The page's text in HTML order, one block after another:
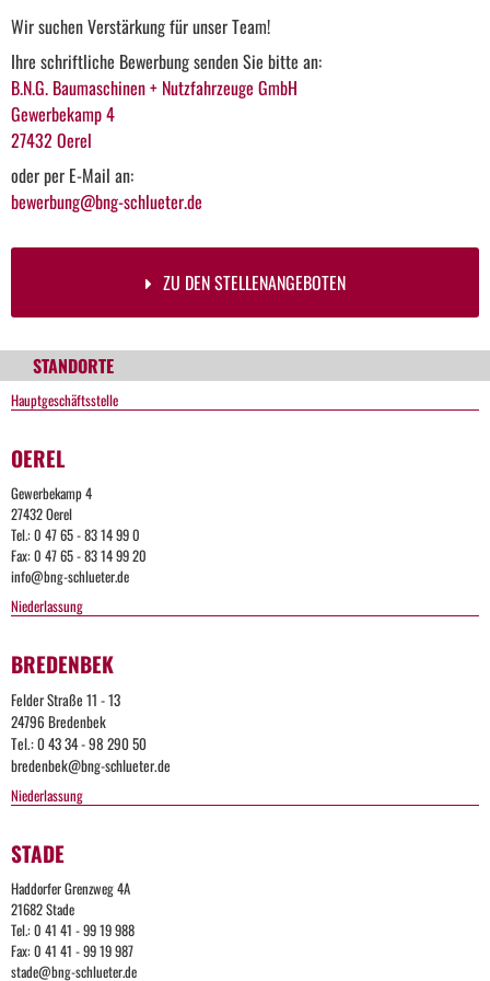
Wir suchen Verstärkung für unser Team!
Ihre schriftliche Bewerbung senden Sie bitte an:
B.N.G. Baumaschinen + Nutzfahrzeuge GmbH
Gewerbekamp 4
27432 Oerel
oder per E-Mail an:
bewerbung@bng-schlueter.de
ZU DEN STELLENANGEBOTEN
STANDORTE
Hauptgeschäftsstelle
OEREL
Gewerbekamp 4
27432 Oerel
Tel.: 0 47 65 - 83 14 99 0
Fax: 0 47 65 - 83 14 99 20
info@bng-schlueter.de
Niederlassung
BREDENBEK
Felder Straße 11 - 13
24796 Bredenbek
Tel.: 0 43 34 - 98 290 50
bredenbek@bng-schlueter.de
Niederlassung
STADE
Haddorfer Grenzweg 4A
21682 Stade
Tel.: 0 41 41 - 99 19 988
Fax: 0 41 41 - 99 19 987
stade@bng-schlueter.de